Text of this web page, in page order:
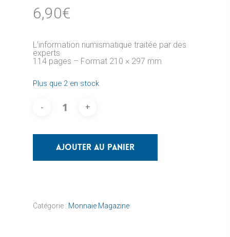
6,90€
L’information numismatique traitée par des
experts
114 pages – Format 210 × 297 mm
Plus que 2 en stock
Ajouter Au Panier
Catégorie : Monnaie Magazine